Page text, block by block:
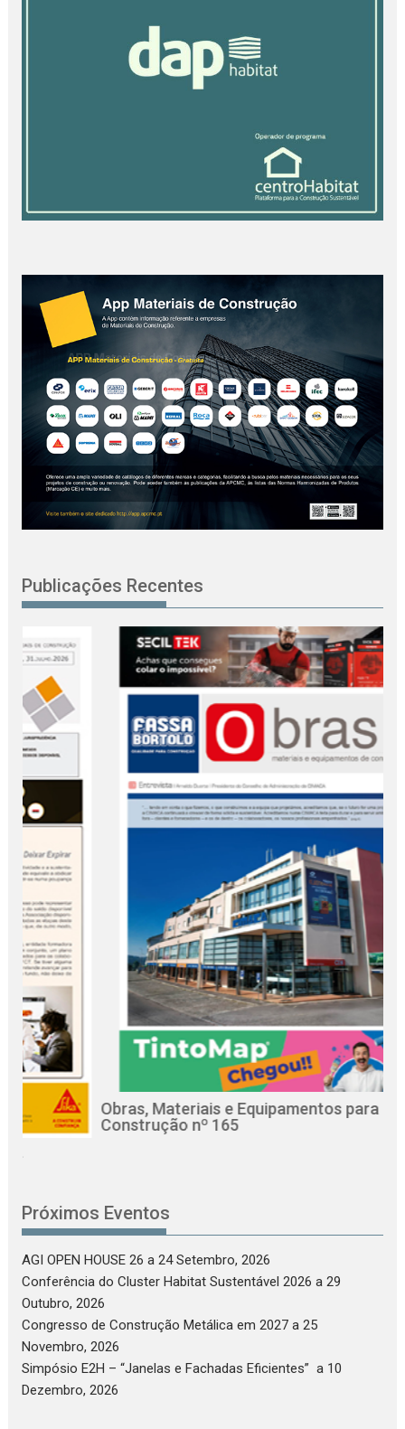
Publicações Recentes
Obras, Materiais e Equipamentos para a
Construção nº 165
Próximos Eventos
AGI OPEN HOUSE 26 a 24 Setembro, 2026
Conferência do Cluster Habitat Sustentável 2026 a 29
Outubro, 2026
Congresso de Construção Metálica em 2027 a 25
Novembro, 2026
Simpósio E2H – “Janelas e Fachadas Eficientes” a 10
Dezembro, 2026